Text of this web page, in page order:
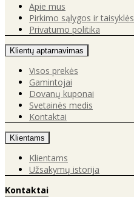
Apie mus
Pirkimo sąlygos ir taisyklės
Privatumo politika
Klientų aptarnavimas
Visos prekės
Gamintojai
Dovanų kuponai
Svetainės medis
Kontaktai
Klientams
Klientams
Užsakymų istorija
Kontaktai